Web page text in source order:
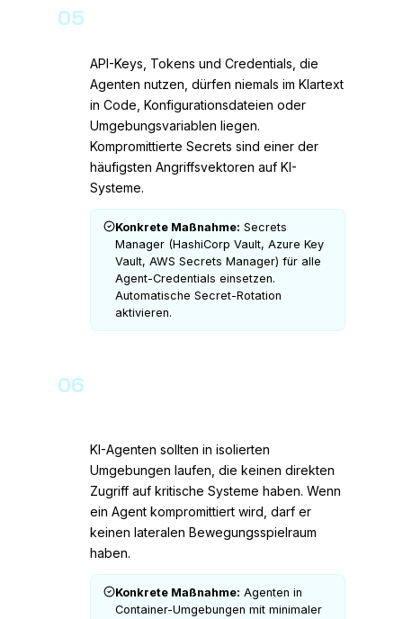
05
API-Keys, Tokens und Credentials, die
Agenten nutzen, dürfen niemals im Klartext
in Code, Konfigurationsdateien oder
Umgebungsvariablen liegen.
Kompromittierte Secrets sind einer der
häufigsten Angriffsvektoren auf KI-
Systeme.
Konkrete Maßnahme: Secrets
Manager (HashiCorp Vault, Azure Key
Vault, AWS Secrets Manager) für alle
Agent-Credentials einsetzen.
Automatische Secret-Rotation
aktivieren.
06
KI-Agenten sollten in isolierten
Umgebungen laufen, die keinen direkten
Zugriff auf kritische Systeme haben. Wenn
ein Agent kompromittiert wird, darf er
keinen lateralen Bewegungsspielraum
haben.
Konkrete Maßnahme: Agenten in
Container-Umgebungen mit minimaler